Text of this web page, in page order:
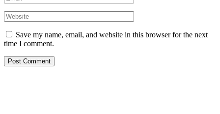
Save my name, email, and website in this browser for the next
time I comment.